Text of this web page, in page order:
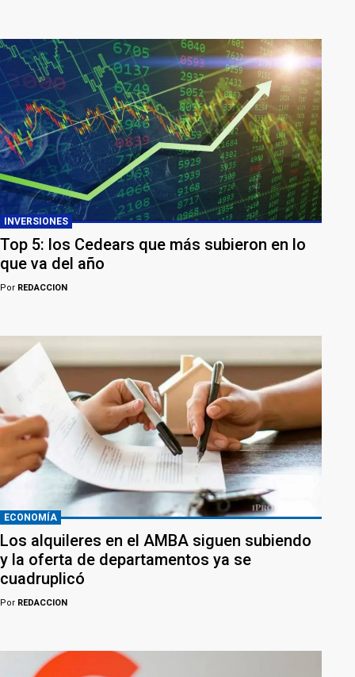
INVERSIONES
Top 5: los Cedears que más subieron en lo
que va del año
Por REDACCION
ECONOMÍA
Los alquileres en el AMBA siguen subiendo
y la oferta de departamentos ya se
cuadruplicó
Por REDACCION